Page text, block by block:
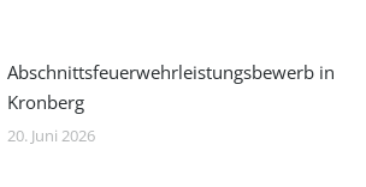
Abschnittsfeuerwehrleistungsbewerb in
Kronberg
20. Juni 2026